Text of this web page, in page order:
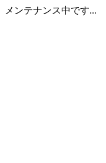
メンテナンス中です...